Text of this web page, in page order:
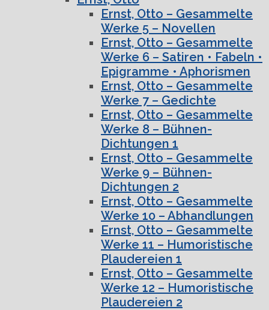
Ernst, Otto – Gesammelte
Werke 5 – Novellen
Ernst, Otto – Gesammelte
Werke 6 – Satiren • Fabeln •
Epigramme • Aphorismen
Ernst, Otto – Gesammelte
Werke 7 – Gedichte
Ernst, Otto – Gesammelte
Werke 8 – Bühnen-
Dichtungen 1
Ernst, Otto – Gesammelte
Werke 9 – Bühnen-
Dichtungen 2
Ernst, Otto – Gesammelte
Werke 10 – Abhandlungen
Ernst, Otto – Gesammelte
Werke 11 – Humoristische
Plaudereien 1
Ernst, Otto – Gesammelte
Werke 12 – Humoristische
Plaudereien 2